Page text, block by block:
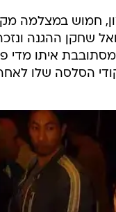
והרננדז, אבל
שטוענים
מקרה אנחנו נהיה
אנדים של
עבר ואני לא מנסה
חמוש במצלמה
שחקן ההגנה
איתו מדי